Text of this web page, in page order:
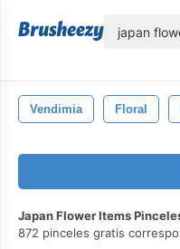
Vendimia Floral
Japan Flower Items
872 pinceles gratis